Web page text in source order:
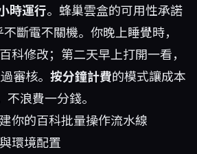
時運行。蜂巢雲盒的可用性承諾
斷電不關機。你晚上睡覺時，
科修改；第二天早上打開一看，
審核。 按分鐘計費的模式讓成本
浪費一分錢。
你的百科批量操作流水線
環境配置